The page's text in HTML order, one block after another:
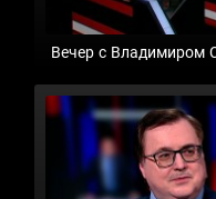
Вечер с Владимиром